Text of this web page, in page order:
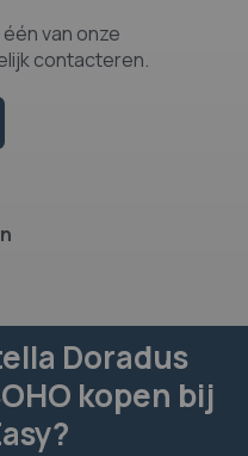
van onze
contacteren.
Doradus
kopen bij